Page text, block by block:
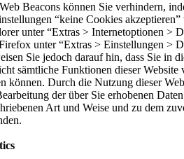
Beacons können Sie verhindern,
“keine Cookies
unter “Extras > Internetoptionen >
unter “Extras > Einstellungen >
Sie jedoch darauf hin, dass Sie in
sämtliche Funktionen dieser Website
können. Durch die Nutzung dieser
der über Sie erhobenen
Art und Weise und zu dem